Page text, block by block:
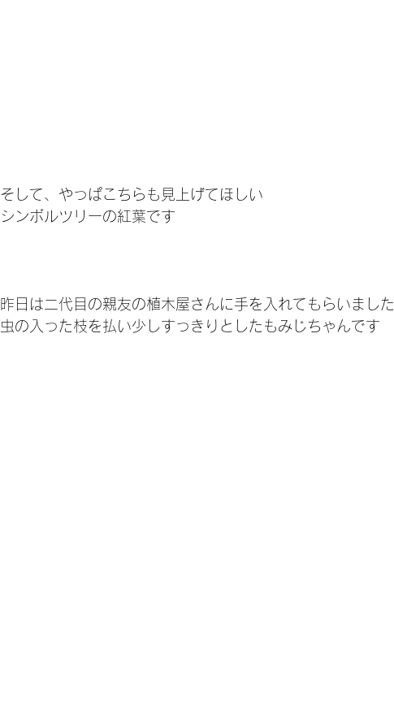
そして、やっぱこちらも見上げてほしい
シンボルツリーの紅葉です
昨日は二代目の親友の植木屋さんに手を入れてもらいました
虫の入った枝を払い少しすっきりとしたもみじちゃんです